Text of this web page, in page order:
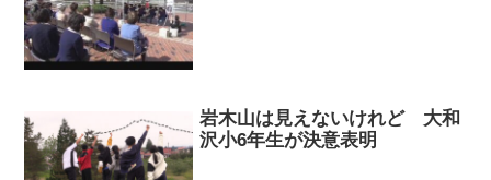
岩木山は見えないけれど 大和
沢小6年生が決意表明